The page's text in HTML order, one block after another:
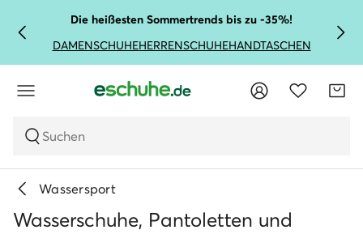
Die heißesten Sommertrends bis zu -35%!
DAMENSCHUHEHERRENSCHUHEHANDTASCHEN
Suchen
Wassersport
Wasserschuhe, Pantoletten und